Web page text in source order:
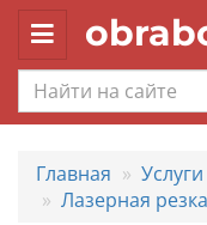
Toggle
navigation
Главная Услуги
Лазерная резка